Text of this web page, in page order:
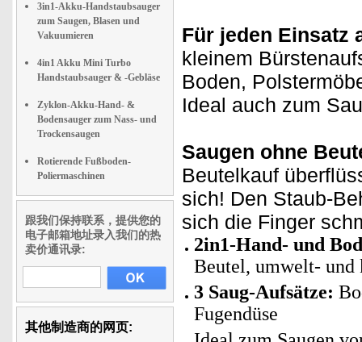
3in1-Akku-Handstaubsauger
zum Saugen, Blasen und
Vakuumieren
4in1 Akku Mini Turbo
Handstaubsauger & -Gebläse
Zyklon-Akku-Hand- &
Bodensauger zum Nass- und
Trockensaugen
Rotierende Fußboden-
Poliermaschinen
跟我们保持联系，提供您的
电子邮箱地址录入我们的热
卖价通讯录:
其他制造商的网页:
Für jeden Einsatz
kleinem
Boden,
Ideal auch zum
Saugen ohne
Beutelkauf
sich! Den Staub-
sich die Finger
2in1-Hand- und
Beutel, umwelt- und
3 Saug-Aufsätze:
Fugendüse